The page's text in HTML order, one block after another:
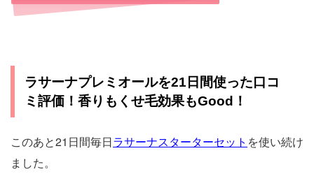
ラサーナプレミオールを21日間使った口コ
ミ評価！香りもくせ毛効果もGood！
このあと21日間毎日ラサーナスターターセット を使い続け
ました。